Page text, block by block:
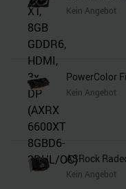
Kein Angebot
PowerColor
Kein Angebot
ASRock
Kein Angebot